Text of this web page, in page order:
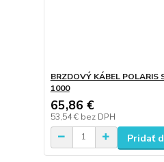
BRZDOVÝ KÁBEL POLARIS
1000
65,86 €
53,54 € bez DPH
Pridať